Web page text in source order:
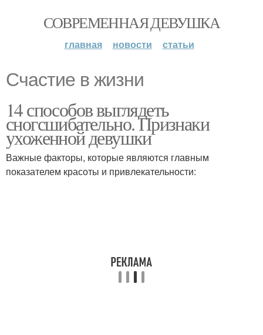
СОВРЕМЕННАЯ ДЕВУШКА
главная новости статьи
Счастие в жизни
14 способов выглядеть
сногсшибательно. Признаки
ухоженной девушки
Важные факторы, которые являются главным
показателем красоты и привлекательности: